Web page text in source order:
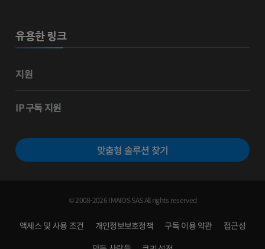
유용한 링크
지원
IP 구독 지원
맞춤형 솔루션 찾기
© 2008-2026 IMAIOS SAS All rights reserved
액세스 및 사용 조건 개인정보보호정책 구독 이용 약관
접근성